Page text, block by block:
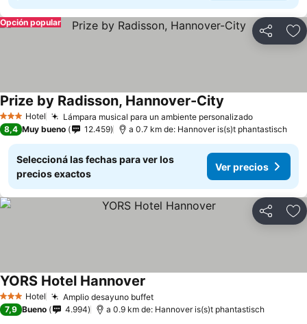
Compartir
Opción popular
3 Estrellas
Hotel Lámpara musical para un ambiente personalizadoVer
Prize by Radisson, Hannover-City
8,4 Muy bueno 12.459 a 0.7 km de: Hannover is(s)t phantastisch
Seleccioná las fechas para ver los
precios exactos
Ver precios
Compartir
3 Estrellas
Hotel Amplio desayuno buffetVer precios
YORS Hotel Hannover
7,9 Bueno 4.994 a 0.9 km de: Hannover is(s)t phantastisch